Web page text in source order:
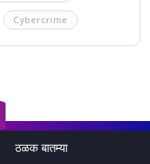
Cybercrime
ठळक बातम्या